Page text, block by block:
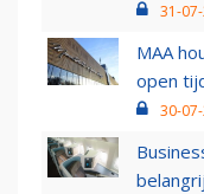
31-
MAA
open
30-